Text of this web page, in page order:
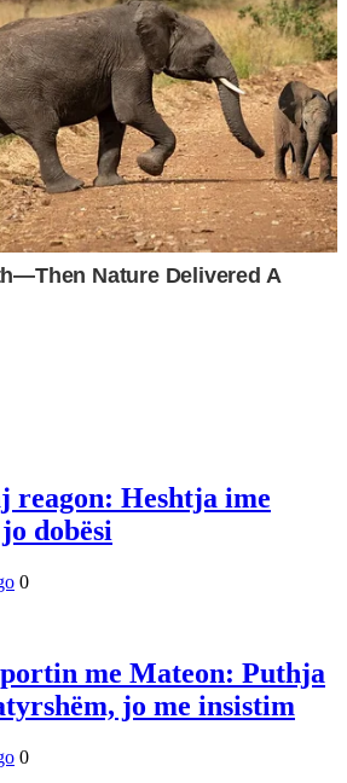
reagon: Heshtja ime
dobësi
0
me Mateon: Puthja
jo me insistim
0